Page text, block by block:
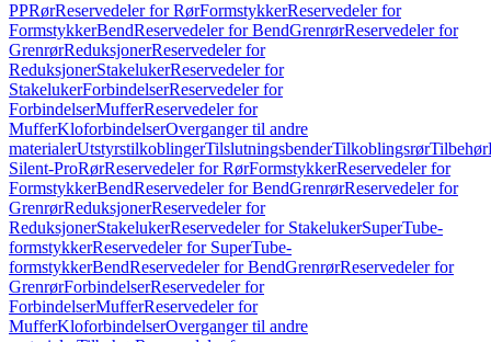
PPRørReservedeler for RørFormstykkerReservedeler for
FormstykkerBendReservedeler for BendGrenrørReservedeler for
GrenrørReduksjonerReservedeler for
ReduksjonerStakelukerReservedeler for
StakelukerForbindelserReservedeler for
ForbindelserMufferReservedeler for
MufferKloforbindelserOverganger til andre
materialerUtstyrstilkoblingerTilslutningsbenderTilkoblingsrørTilbehør
Silent-ProRørReservedeler for RørFormstykkerReservedeler for
FormstykkerBendReservedeler for BendGrenrørReservedeler for
GrenrørReduksjonerReservedeler for
ReduksjonerStakelukerReservedeler for StakelukerSuperTube-
formstykkerReservedeler for SuperTube-
formstykkerBendReservedeler for BendGrenrørReservedeler for
GrenrørForbindelserReservedeler for
ForbindelserMufferReservedeler for
MufferKloforbindelserOverganger til andre